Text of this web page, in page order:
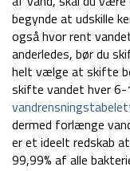
begynde at udskille
også hvor rent
anderledes, bør du
helt vælge at skifte
skifte vandet hver 6-
dermed forlænge
er et ideelt redskab
99,99% af alle